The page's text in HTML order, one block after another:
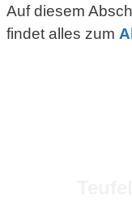
Auf diesem
findet alles zum